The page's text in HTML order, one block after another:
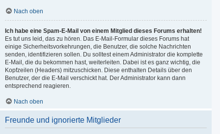
Nach oben
Ich habe eine Spam-E-Mail von einem Mitglied dieses Forums erhalten!
Es tut uns leid, das zu hören. Das E-Mail-Formular dieses Forums hat
einige Sicherheitsvorkehrungen, die Benutzer, die solche Nachrichten
senden, identifizieren sollen. Du solltest einem Administrator die komplette
E-Mail, die du bekommen hast, weiterleiten. Dabei ist es ganz wichtig, die
Kopfzeilen (Headers) mitzuschicken. Diese enthalten Details über den
Benutzer, der die E-Mail verschickt hat. Der Administrator kann dann
entsprechend reagieren.
Nach oben
Freunde und ignorierte Mitglieder